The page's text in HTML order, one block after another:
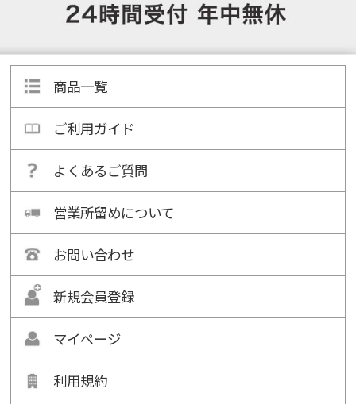
商品一覧
ご利用ガイド
よくあるご質問
営業所留めについて
お問い合わせ
新規会員登録
マイページ
利用規約